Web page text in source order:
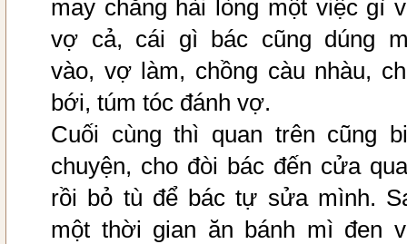
may chẳng hài lòng một việc gì
vợ cả, cái gì bác cũng dúng
vào, vợ làm, chồng càu nhàu,
bới, túm tóc đánh vợ.
Cuối cùng thì quan trên cũng
chuyện, cho đòi bác đến cửa
rồi bỏ tù để bác tự sửa mình.
một thời gian ăn bánh mì đen